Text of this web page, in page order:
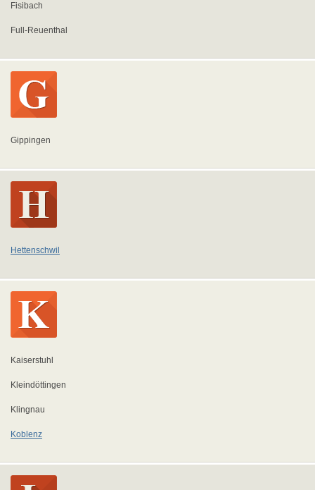
Fisibach
Full-Reuenthal
Gippingen
Hettenschwil
Kaiserstuhl
Kleindöttingen
Klingnau
Koblenz